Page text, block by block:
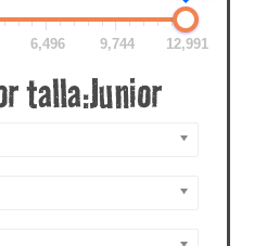
6,496 9,744 12,991